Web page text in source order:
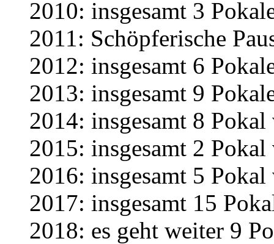
2010: insgesamt 3
2011: Schöpferische
2012: insgesamt 6
2013: insgesamt 9
2014: insgesamt 8
2015: insgesamt 2
2016: insgesamt 5
2017: insgesamt 15
2018: es geht weiter 9